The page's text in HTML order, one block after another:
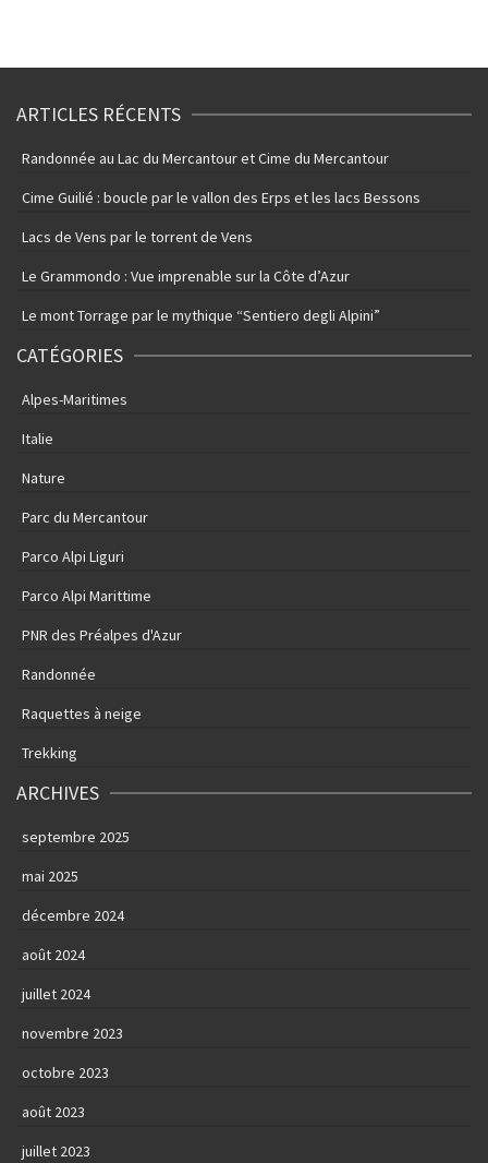
ARTICLES RÉCENTS
Randonnée au Lac du Mercantour et Cime du Mercantour
Cime Guilié : boucle par le vallon des Erps et les lacs Bessons
Lacs de Vens par le torrent de Vens
Le Grammondo : Vue imprenable sur la Côte d’Azur
Le mont Torrage par le mythique “Sentiero degli Alpini”
CATÉGORIES
Alpes-Maritimes
Italie
Nature
Parc du Mercantour
Parco Alpi Liguri
Parco Alpi Marittime
PNR des Préalpes d'Azur
Randonnée
Raquettes à neige
Trekking
ARCHIVES
septembre 2025
mai 2025
décembre 2024
août 2024
juillet 2024
novembre 2023
octobre 2023
août 2023
juillet 2023